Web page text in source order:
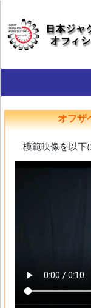
オフザ
模範映像を以下